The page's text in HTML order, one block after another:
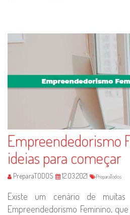
Empreendedorismo
ideias para começar
PreparaTODOS 12.03.2021 PreparaTodos
Existe um cenário de
Empreendedorismo Feminino,